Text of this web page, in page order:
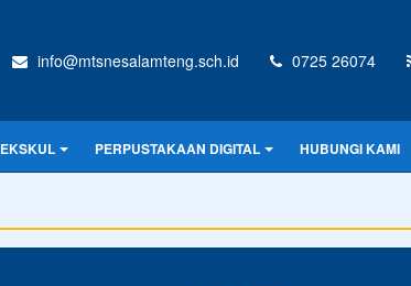
info@mtsnesalamteng.sch.id 0725 26074
EKSKUL PERPUSTAKAAN DIGITAL HUBUNGI KAMI